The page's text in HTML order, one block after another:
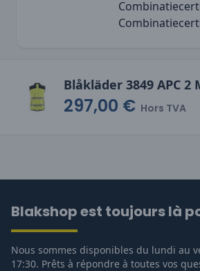
297,00 € Hors TVA
Blakshop est toujours là
Nous sommes disponibles du lundi au
17:30. Prêts à répondre à toutes vos